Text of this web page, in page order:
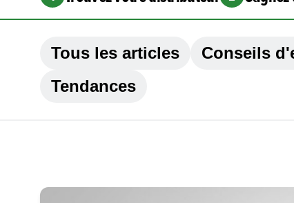
Tous les articles Conseils
Tendances